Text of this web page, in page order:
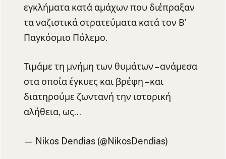
εγκλήματα κατά αμάχων που διέπραξαν
τα ναζιστικά στρατεύματα κατά τον Β’
Παγκόσμιο Πόλεμο.
Τιμάμε τη μνήμη των θυμάτων – ανάμεσα
στα οποία έγκυες και βρέφη – και
διατηρούμε ζωντανή την ιστορική
αλήθεια, ως…
— Nikos Dendias (@NikosDendias)